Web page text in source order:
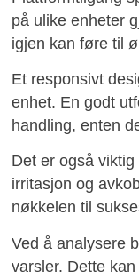
på ulike enheter
igjen kan føre til
Et responsivt
enhet. En godt
handling, enten
Det er også
irritasjon og
nøkkelen til
Ved å analysere
varsler. Dette